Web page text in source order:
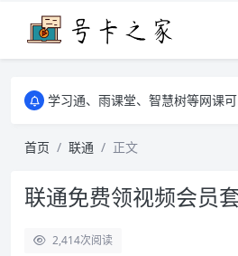
学习通、雨课堂、智慧树等网课可以代刷
学习通、雨课堂、智慧树等网课可以代刷
首页
联通 正文
联通免费领视频会员
2,414次阅读